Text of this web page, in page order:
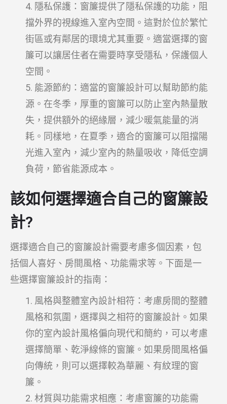
隱私保護：窗簾提供了隱私保護的功能，阻
擋外界的視線進入室內空間。這對於位於繁忙
街區或有鄰居的環境尤其重要。適當選擇的窗
簾可以讓居住者在需要時享受隱私，保護個人
空間。
能源節約：適當的窗簾設計可以幫助節約能
源。在冬季，厚重的窗簾可以防止室內熱量散
失，提供額外的絕緣層，減少暖氣能量的消
耗。同樣地，在夏季，適合的窗簾可以阻擋陽
光進入室內，減少室內的熱量吸收，降低空調
負荷，節省能源成本。
該如何選擇適合自己的窗簾設
計?
選擇適合自己的窗簾設計需要考慮多個因素，包
括個人喜好、房間風格、功能需求等。下面是一
些選擇窗簾設計的指南：
風格與整體室內設計相符：考慮房間的整體
風格和氛圍，選擇與之相符的窗簾設計。如果
你的室內設計風格偏向現代和簡約，可以考慮
選擇簡單、乾淨線條的窗簾。如果房間風格偏
向傳統，則可以選擇較為華麗、有紋理的窗
簾。
材質與功能需求相應：考慮窗簾的功能需